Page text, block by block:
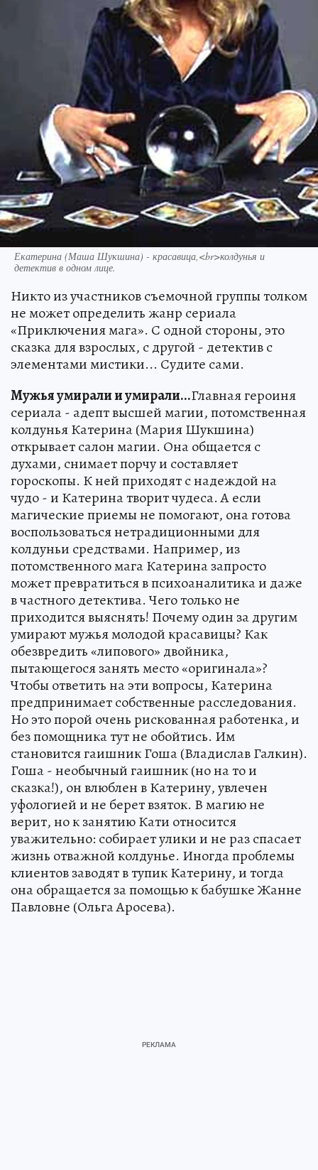
Екатерина (Маша Шукшина) - красавица,<br>колдунья и
детектив в одном лице.
Никто из участников съемочной группы толком
не может определить жанр сериала
«Приключения мага». С одной стороны, это
сказка для взрослых, с другой - детектив с
элементами мистики... Судите сами.
Мужья умирали и умирали...Главная героиня
сериала - адепт высшей магии, потомственная
колдунья Катерина (Мария Шукшина)
открывает салон магии. Она общается с
духами, снимает порчу и составляет
гороскопы. К ней приходят с надеждой на
чудо - и Катерина творит чудеса. А если
магические приемы не помогают, она готова
воспользоваться нетрадиционными для
колдуньи средствами. Например, из
потомственного мага Катерина запросто
может превратиться в психоаналитика и даже
в частного детектива. Чего только не
приходится выяснять! Почему один за другим
умирают мужья молодой красавицы? Как
обезвредить «липового» двойника,
пытающегося занять место «оригинала»?
Чтобы ответить на эти вопросы, Катерина
предпринимает собственные расследования.
Но это порой очень рискованная работенка, и
без помощника тут не обойтись. Им
становится гаишник Гоша (Владислав Галкин).
Гоша - необычный гаишник (но на то и
сказка!), он влюблен в Катерину, увлечен
уфологией и не берет взяток. В магию не
верит, но к занятию Кати относится
уважительно: собирает улики и не раз спасает
жизнь отважной колдунье. Иногда проблемы
клиентов заводят в тупик Катерину, и тогда
она обращается за помощью к бабушке Жанне
Павловне (Ольга Аросева).